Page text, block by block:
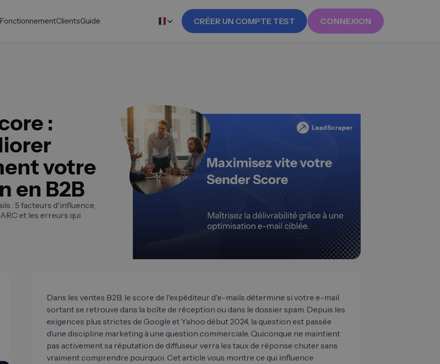
FonctionnementClientsGuide CRÉER UN COMPTE TEST CONNEXION
:
votre
en B2B
: 5 facteurs d'influence,
et les erreurs qui
Dans les ventes B2B, le score de l'expéditeur d'e-mails détermine si votre e-mail
sortant se retrouve dans la boîte de réception ou dans le dossier spam. Depuis les
exigences plus strictes de Google et Yahoo début 2024, la question est passée
d’une discipline marketing à une question commerciale. Quiconque ne maintient
pas activement sa réputation de diffuseur verra les taux de réponse chuter sans
vraiment comprendre pourquoi. Cet article vous montre ce qui influence